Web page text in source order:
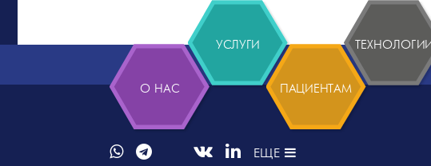
О НАС
УСЛУГИ
ПАЦИЕНТАМ
ТЕХНОЛОГИИ
ЕЩЕ